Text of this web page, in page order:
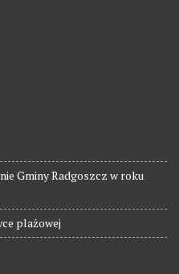
Gminy Radgoszcz w roku
plażowej